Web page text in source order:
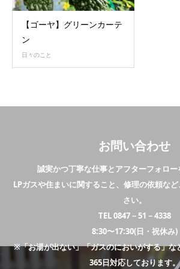
【ゴーヤ】グリーンカーテ
ン
日々のこと
お問い合わせ
誠実かつ丁寧な仕事とアフターフォロー
LPガスや住まいに関すること、修理の依頼な
さい。
TEL 0847－51－4338
8:30〜17:30(日・祝休み)
※「お湯が出ない」「ガスのにおいがする」な
365日対応しております。